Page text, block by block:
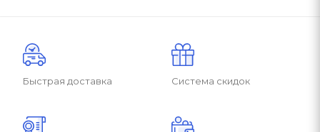
Быстрая доставка Система скидок